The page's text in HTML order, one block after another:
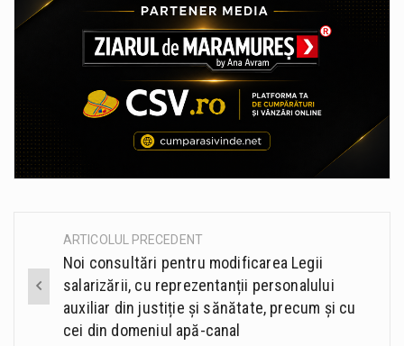
Post
navigation
ARTICOLUL PRECEDENT
Noi consultări pentru modificarea Legii
salarizării, cu reprezentanții personalului
auxiliar din justiție și sănătate, precum și cu
cei din domeniul apă-canal